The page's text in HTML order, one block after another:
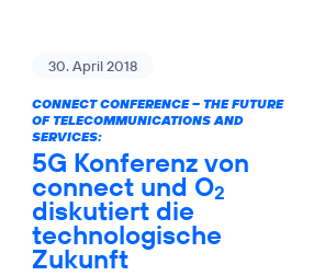
30. April 2018
CONNECT CONFERENCE – THE FUTURE
OF TELECOMMUNICATIONS AND
SERVICES:
5G Konferenz von
connect und O2
diskutiert die
technologische
Zukunft